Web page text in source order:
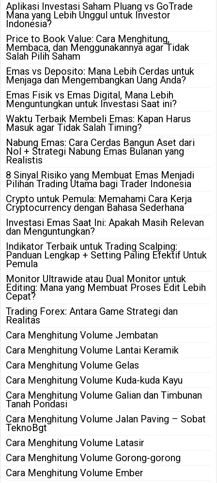
Aplikasi Investasi Saham Pluang vs GoTrade
Mana yang Lebih Unggul untuk Investor
Indonesia?
Price to Book Value: Cara Menghitung,
Membaca, dan Menggunakannya agar Tidak
Salah Pilih Saham
Emas vs Deposito: Mana Lebih Cerdas untuk
Menjaga dan Mengembangkan Uang Anda?
Emas Fisik vs Emas Digital, Mana Lebih
Menguntungkan untuk Investasi Saat ini?
Waktu Terbaik Membeli Emas: Kapan Harus
Masuk agar Tidak Salah Timing?
Nabung Emas: Cara Cerdas Bangun Aset dari
Nol + Strategi Nabung Emas Bulanan yang
Realistis
8 Sinyal Risiko yang Membuat Emas Menjadi
Pilihan Trading Utama bagi Trader Indonesia
Crypto untuk Pemula: Memahami Cara Kerja
Cryptocurrency dengan Bahasa Sederhana
Investasi Emas Saat Ini: Apakah Masih Relevan
dan Menguntungkan?
Indikator Terbaik untuk Trading Scalping:
Panduan Lengkap + Setting Paling Efektif Untuk
Pemula
Monitor Ultrawide atau Dual Monitor untuk
Editing: Mana yang Membuat Proses Edit Lebih
Cepat?
Trading Forex: Antara Game Strategi dan
Realitas
Cara Menghitung Volume Jembatan
Cara Menghitung Volume Lantai Keramik
Cara Menghitung Volume Gelas
Cara Menghitung Volume Kuda-kuda Kayu
Cara Menghitung Volume Galian dan Timbunan
Tanah Pondasi
Cara Menghitung Volume Jalan Paving – Sobat
TeknoBgt
Cara Menghitung Volume Latasir
Cara Menghitung Volume Gorong-gorong
Cara Menghitung Volume Ember